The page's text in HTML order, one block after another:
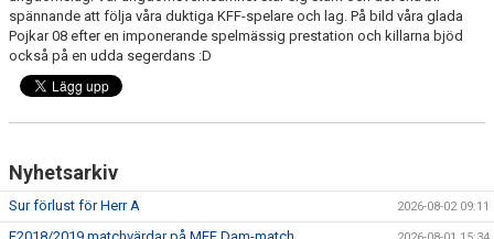
PROFILKLÄDER
KFF FACEBOOK
MEDLEM INTRESSEANMÄLAN
spännande att följa våra duktiga KFF-spelare och lag. På bild våra glada
Pojkar 08 efter en imponerande spelmässig prestation och killarna bjöd
också på en udda segerdans :D
Nyhetsarkiv
Sur förlust för Herr A 2026-08-02 09:11